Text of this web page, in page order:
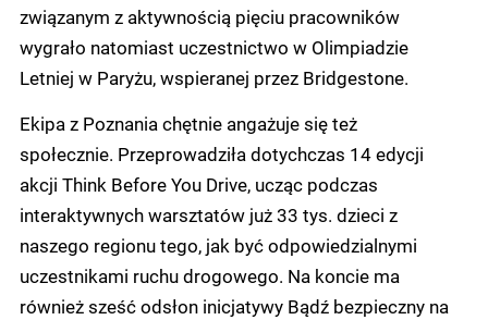
związanym z aktywnością pięciu pracowników
wygrało natomiast uczestnictwo w Olimpiadzie
Letniej w Paryżu, wspieranej przez Bridgestone.
Ekipa z Poznania chętnie angażuje się też
społecznie. Przeprowadziła dotychczas 14 edycji
akcji Think Before You Drive, ucząc podczas
interaktywnych warsztatów już 33 tys. dzieci z
naszego regionu tego, jak być odpowiedzialnymi
uczestnikami ruchu drogowego. Na koncie ma
również sześć odsłon inicjatywy Bądź bezpieczny na